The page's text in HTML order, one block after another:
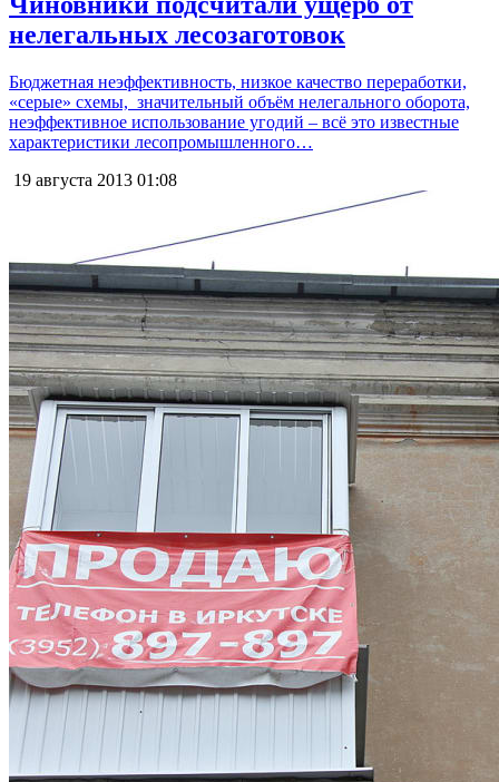
нелегальных лесозаготовок
Бюджетная неэффективность, низкое качество переработки,
«серые» схемы, значительный объём нелегального оборота,
неэффективное использование угодий – всё это известные
характеристики лесопромышленного…
19 августа 2013 01:08